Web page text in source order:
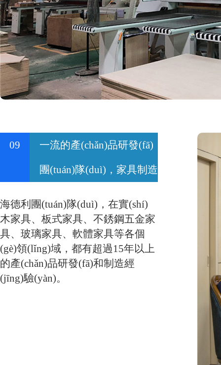
09 一流的產(chǎn)品研發(fā)
團(tuán)隊(duì)，家具制造
海德利團(tuán)隊(duì)，在實(shí)
木家具、板式家具、不銹鋼五金家
具、玻璃家具、軟體家具等各個
(gè)領(lǐng)域，都有超過15年以上
的產(chǎn)品研發(fā)和制造經
(jīng)驗(yàn)。